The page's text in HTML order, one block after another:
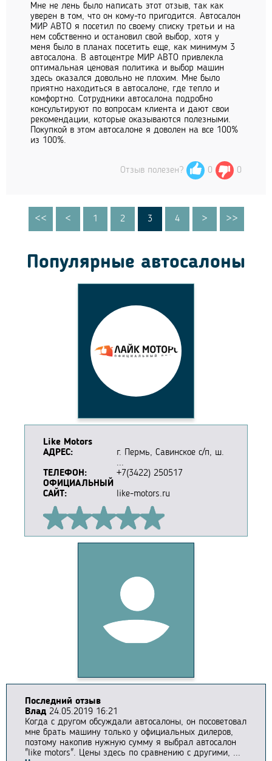
Мне не лень было написать этот отзыв, так как
уверен в том, что он кому-то пригодится. Автосалон
МИР АВТО я посетил по своему списку третьи и на
нем собственно и остановил свой выбор, хотя у
меня было в планах посетить еще, как минимум 3
автосалона. В автоцентре МИР АВТО привлекла
оптимальная ценовая политика и выбор машин
здесь оказался довольно не плохим. Мне было
приятно находиться в автосалоне, где тепло и
комфортно. Сотрудники автосалона подробно
консультируют по вопросам клиента и дают свои
рекомендации, которые оказываются полезными.
Покупкой в этом автосалоне я доволен на все 100%
из 100%.
Отзыв полезен? 0 0
<< < 1 2 3 4 > >>
Популярные автосалоны
Like Motors
АДРЕС:
г. Пермь, Савинское с/п, ш.
...
ТЕЛЕФОН:
+7(3422) 250517
ОФИЦИАЛЬНЫЙ
САЙТ:
like-motors.ru
Последний отзыв
Влад 24.05.2019 16:21
Когда с другом обсуждали автосалоны, он посоветовал
мне брать машину только у официальных дилеров,
поэтому накопив нужную сумму я выбрал автосалон
"like motors". Цены здесь по сравнению с другими, ...